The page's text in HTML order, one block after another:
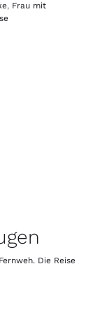
, Frau mit
Die Reise